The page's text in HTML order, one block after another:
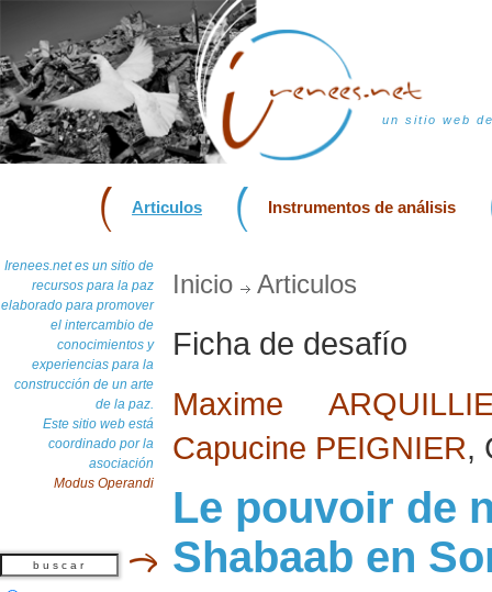
un sitio web
Articulos Instrumentos de análisis
Irenees.net es un sitio de
recursos para la paz
elaborado para promover
el intercambio de
conocimientos y
experiencias para la
construcción de un arte
de la paz.
Este sitio web está
coordinado por la
asociación
Modus Operandi
Inicio Articulos
Ficha de desafío
Maxime
Capucine PEIGNIER,
Le pouvoir de
Shabaab en